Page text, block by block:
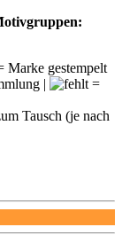
Marke gestempelt
|
=
Tausch (je nach